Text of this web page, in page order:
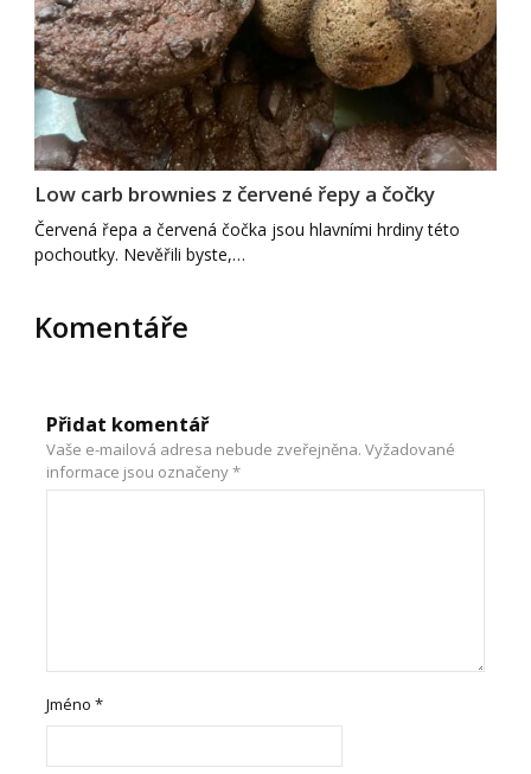
Low carb brownies z červené řepy a čočky
Červená řepa a červená čočka jsou hlavními hrdiny této
pochoutky. Nevěřili byste,…
Komentáře
Přidat komentář
Vaše e-mailová adresa nebude zveřejněna. Vyžadované
informace jsou označeny*
Jméno*